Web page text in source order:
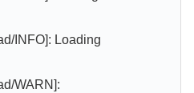
INFO]: Loading
WARN]: